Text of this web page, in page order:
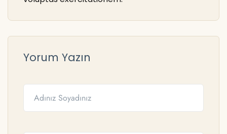
Yorum Yazın